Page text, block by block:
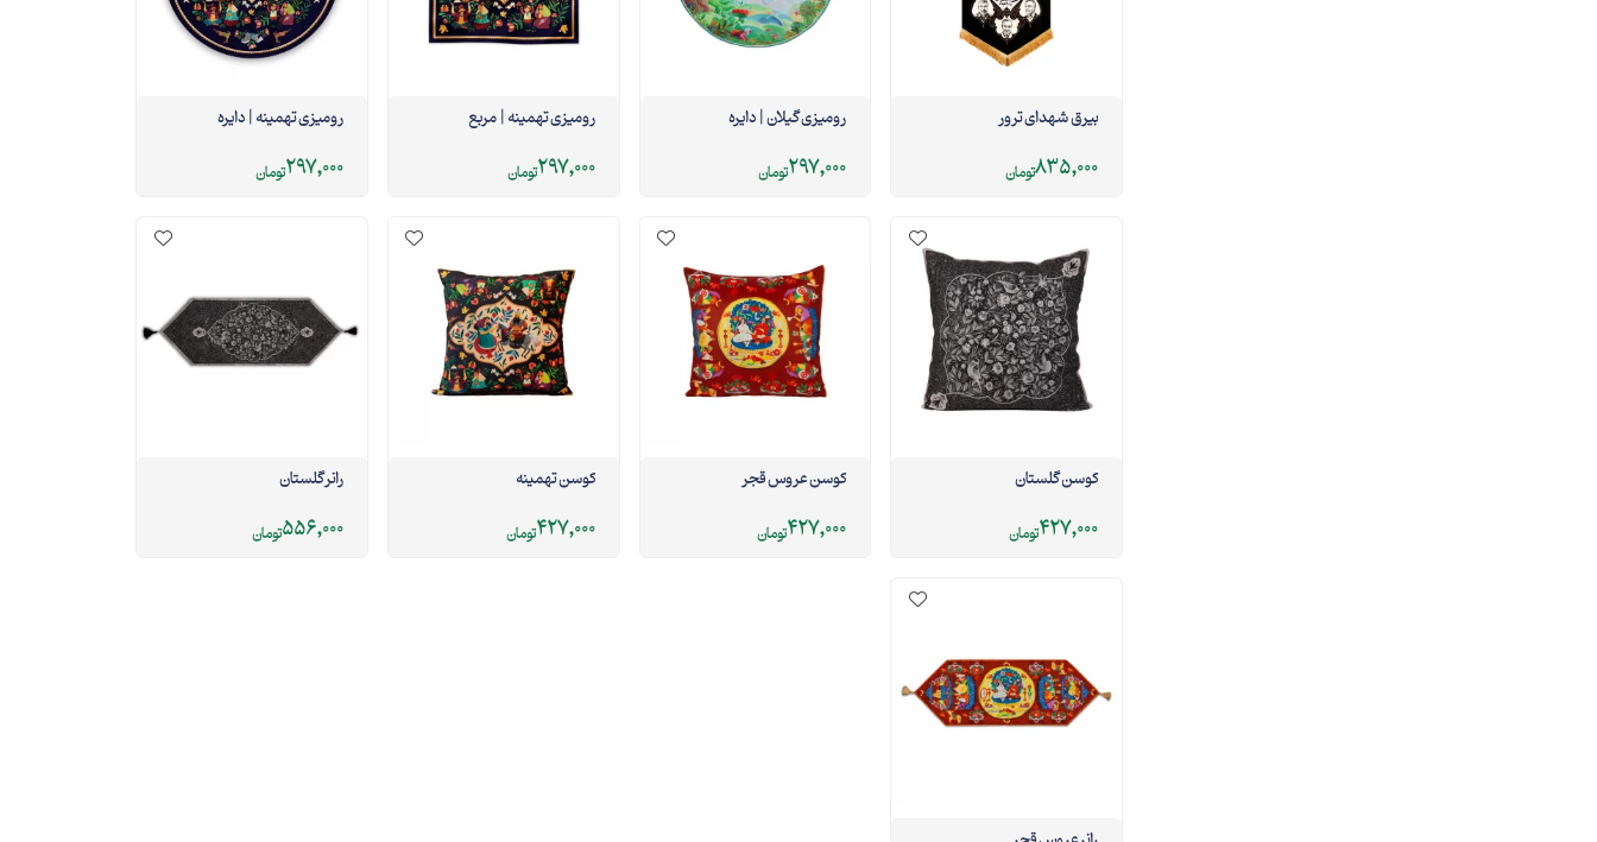
بیرق شهدای ترور
835,000تومان
رومیزی گیلان | دایره
297,000تومان
رومیزی تهمینه | مربع
297,000تومان
رومیزی تهمینه | دایره
297,000تومان
کوسن گلستان
427,000تومان
کوسن عروس قجر
427,000تومان
کوسن تهمینه
427,000تومان
رانر گلستان
556,000تومان